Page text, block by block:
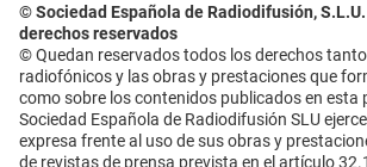
© Sociedad Española de Radiodifusión,
derechos reservados
© Quedan reservados todos los derechos
radiofónicos y las obras y prestaciones que
como sobre los contenidos publicados en esta
Sociedad Española de Radiodifusión SLU
expresa frente al uso de sus obras y
de revistas de prensa prevista en el artículo